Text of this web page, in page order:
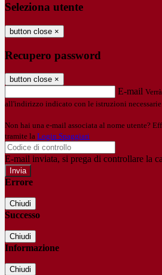
Seleziona utente
button close ×
Recupero password
button close ×
E-mail
all'indirizzo indicato con le istruzioni
Non hai una e-mail associata al nome utente?
tramite la Login Spaggiari
E-mail inviata, si prega di controllare la
Errore
Chiudi
Successo
Chiudi
Informazione
Chiudi